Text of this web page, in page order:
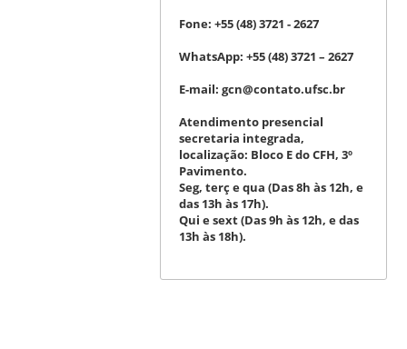
Fone: +55 (48) 3721 - 2627
WhatsApp: +55 (48) 3721 – 2627
E-mail: gcn@contato.ufsc.br
Atendimento presencial
secretaria integrada,
localização: Bloco E do CFH, 3º
Pavimento.
Seg, terç e qua (Das 8h às 12h, e
das 13h às 17h).
Qui e sext (Das 9h às 12h, e das
13h às 18h).